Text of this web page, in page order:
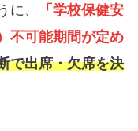
に、
「学校保健安
不可能期間が定め
で出席・欠席を決